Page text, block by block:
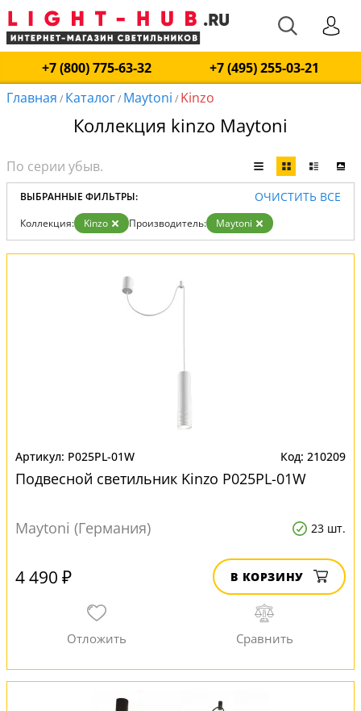
+7 (800) 775-63-32
+7 (495) 255-03-21
Главная / Каталог/ Maytoni / Kinzo
Коллекция kinzo Maytoni
ВЫБРАННЫЕ ФИЛЬТРЫ: ОЧИСТИТЬ ВСЕ
Коллекция: Kinzo Производитель: Maytoni
P025PL-01W 210209
Подвесной светильник Kinzo P025PL-01W
Maytoni (Германия) 23 шт.
4 490 ₽ В КОРЗИНУ